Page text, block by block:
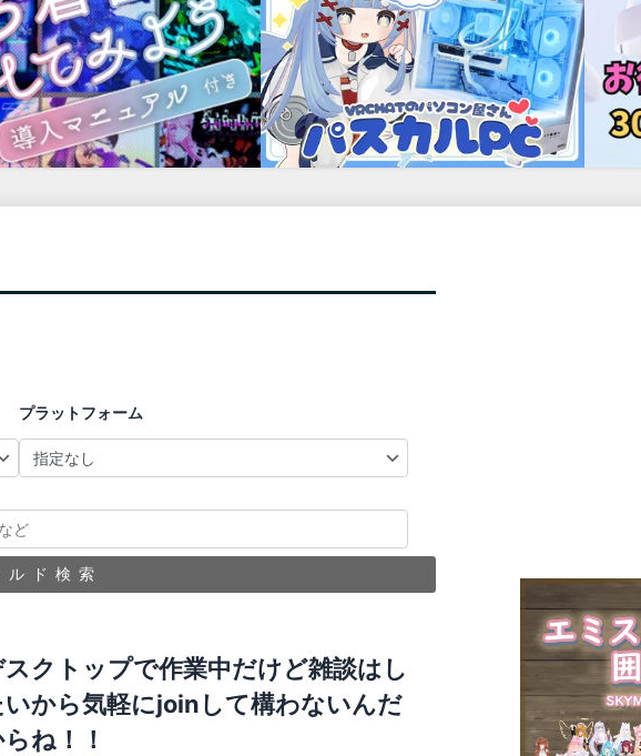
プラットフォーム
ルド検索
スクトップで作業中だけど雑談はし
いから気軽にjoinして構わないんだ
ね！！